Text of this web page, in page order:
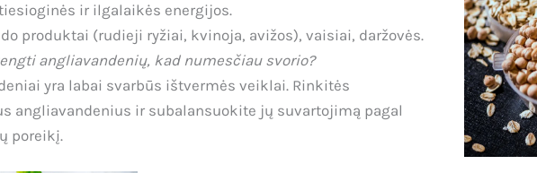
ir ilgalaikės energijos.
produktai (rudieji ryžiai, kvinoja, avižos), vaisiai, daržovės.
angliavandenių, kad numesčiau svorio?
yra labai svarbūs ištvermės veiklai. Rinkitės
angliavandenius ir subalansuokite jų suvartojimą pagal
poreikį.